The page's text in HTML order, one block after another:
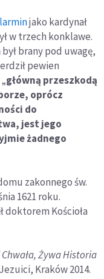
jako kardynał
w trzech konklawe.
brany pod uwagę,
pewien
główną przeszkodą
oprócz
do
jest jego
żadnego
zakonnego św.
1621 roku.
doktorem Kościoła
Chwała, Żywa Historia
Kraków 2014.